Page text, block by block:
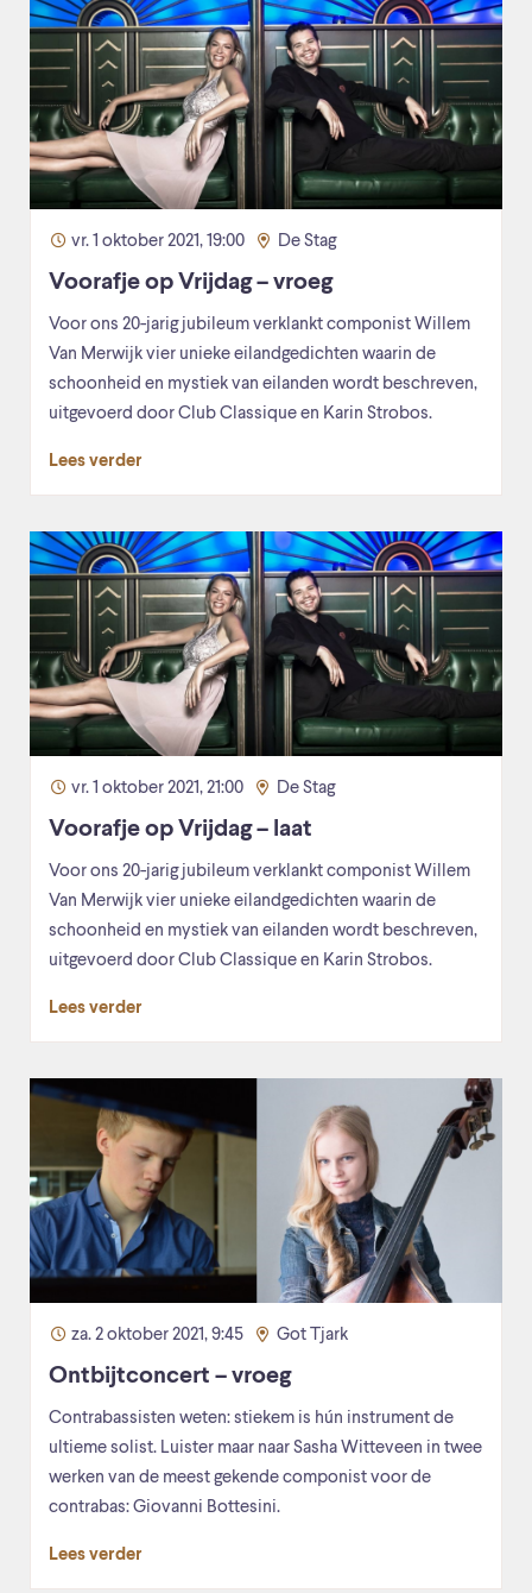
vr. 1 oktober 2021, 19:00 De Stag
Voorafje op Vrijdag – vroeg
Voor ons 20-jarig jubileum verklankt componist Willem
Van Merwijk vier unieke eilandgedichten waarin de
schoonheid en mystiek van eilanden wordt beschreven,
uitgevoerd door Club Classique en Karin Strobos.
Lees verder
vr. 1 oktober 2021, 21:00 De Stag
Voorafje op Vrijdag – laat
Voor ons 20-jarig jubileum verklankt componist Willem
Van Merwijk vier unieke eilandgedichten waarin de
schoonheid en mystiek van eilanden wordt beschreven,
uitgevoerd door Club Classique en Karin Strobos.
Lees verder
za. 2 oktober 2021, 9:45 Got Tjark
Ontbijtconcert – vroeg
Contrabassisten weten: stiekem is hún instrument de
ultieme solist. Luister maar naar Sasha Witteveen in twee
werken van de meest gekende componist voor de
contrabas: Giovanni Bottesini.
Lees verder